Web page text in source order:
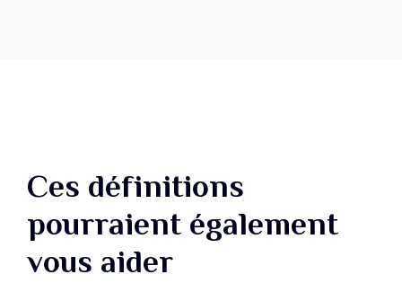
Ces définitions
pourraient également
vous aider